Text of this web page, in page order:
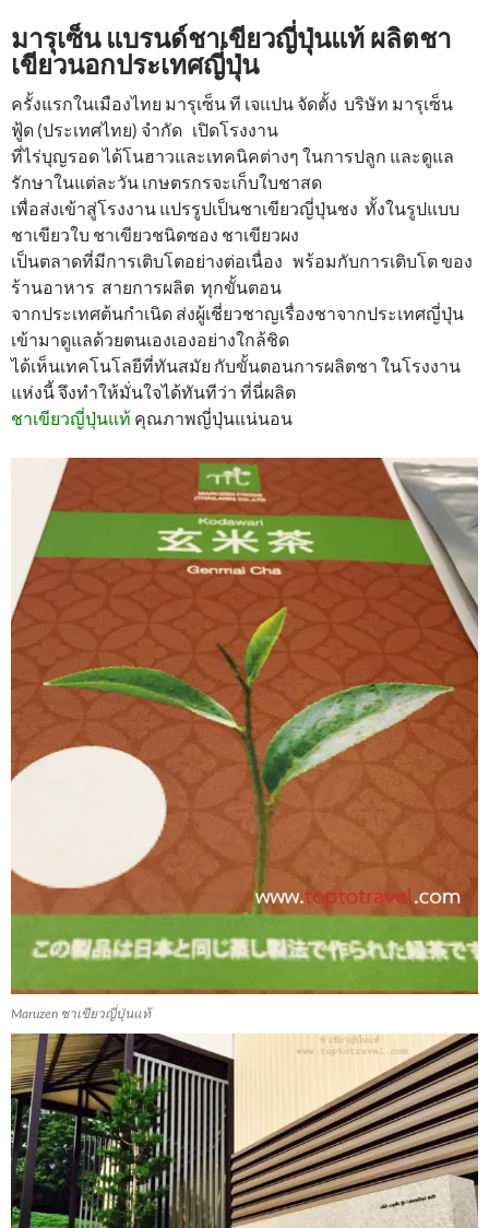
มารุเซ็น แบรนด์ชาเขียวญี่ปุ่นแท้ ผลิตชา
เขียวนอกประเทศญี่ปุ่น
ครั้งแรกในเมืองไทย มารุเซ็น ที เจแปน จัดตั้ง บริษัท มารุเซ็น
ฟู้ด (ประเทศไทย) จำกัด เปิดโรงงาน
ที่ไร่บุญรอด ได้โนฮาวและเทคนิคต่างๆ ในการปลูก และดูแล
รักษาในแต่ละวัน เกษตรกรจะเก็บใบชาสด
เพื่อส่งเข้าสู่โรงงาน แปรรูปเป็นชาเขียวญี่ปุ่นชง ทั้งในรูปแบบ
ชาเขียวใบ ชาเขียวชนิดซอง ชาเขียวผง
เป็นตลาดที่มีการเติบโตอย่างต่อเนื่อง พร้อมกับการเติบโต ของ
ร้านอาหาร สายการผลิต ทุกขั้นตอน
จากประเทศต้นกำเนิด ส่งผู้เชี่ยวชาญเรื่องชาจากประเทศญี่ปุ่น
เข้ามาดูแลด้วยตนเองเองอย่างใกล้ชิด
ได้เห็นเทคโนโลยีที่ทันสมัย กับขั้นตอนการผลิตชา ในโรงงาน
แห่งนี้ จึงทำให้มั่นใจได้ทันทีว่า ที่นี่ผลิต
ชาเขียวญี่ปุ่นแท้ คุณภาพญี่ปุ่นแน่นอน
Maruzen ชาเขียวญี่ปุ่นแท้